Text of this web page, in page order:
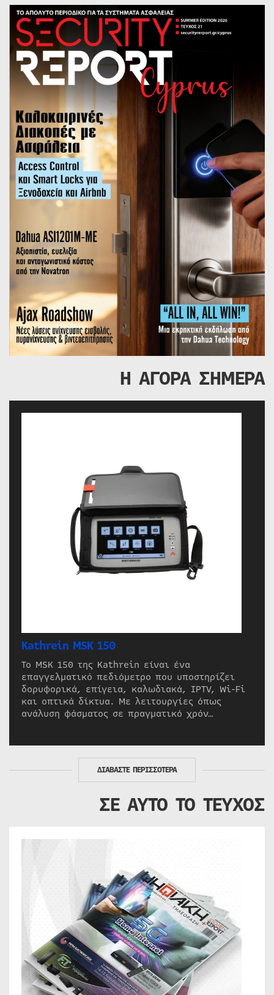
Η ΑΓΟΡΑ ΣΗΜΕΡΑ
Kathrein MSK 150
Το MSK 150 της Kathrein είναι ένα
επαγγελματικό πεδιόμετρο που υποστηρίζει
δορυφορικά, επίγεια, καλωδιακά, IPTV, Wi-Fi
και οπτικά δίκτυα. Με λειτουργίες όπως
ανάλυση φάσματος σε πραγματικό χρόν…
ΔΙΑΒΑΣΤΕ ΠΕΡΙΣΣΟΤΕΡΑ
ΣΕ ΑΥΤΟ ΤΟ ΤΕΥΧΟΣ